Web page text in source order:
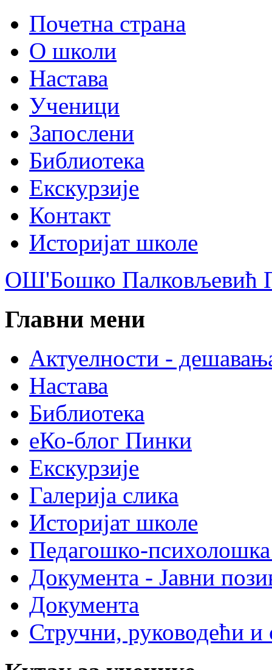
Почетна страна
О школи
Настава
Ученици
Запослени
Библиотека
Екскурзије
Контакт
Историјат школе
ОШ'Бошко Палковљевић
Главни мени
Актуелности -
Настава
Библиотека
еКо-блог Пинки
Екскурзије
Галерија слика
Историјат школе
Педагошко-психолошка
Документа - Јавни
Документа
Стручни, руководећи и